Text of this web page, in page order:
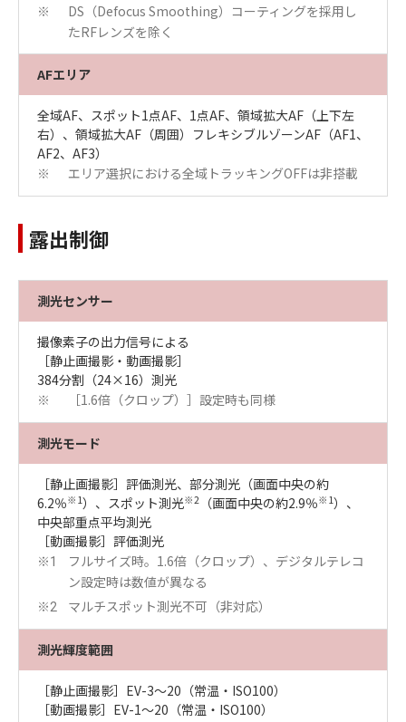
※
DS（Defocus Smoothing）コーティングを採用し
たRFレンズを除く
AFエリア
全域AF、スポット1点AF、1点AF、領域拡大AF（上下左
右）、領域拡大AF（周囲）フレキシブルゾーンAF（AF1、
AF2、AF3）
※ エリア選択における全域トラッキングOFFは非搭載
露出制御
測光センサー
撮像素子の出力信号による
［静止画撮影・動画撮影］
384分割（24×16）測光
※ ［1.6倍（クロップ）］設定時も同様
測光モード
［静止画撮影］評価測光、部分測光（画面中央の約
6.2％※1）、スポット測光※2 （画面中央の約2.9％※1）、
中央部重点平均測光
［動画撮影］評価測光
※1
フルサイズ時。1.6倍（クロップ）、デジタルテレコ
ン設定時は数値が異なる
※2 マルチスポット測光不可（非対応）
測光輝度範囲
［静止画撮影］EV-3～20（常温・ISO100）
［動画撮影］EV-1～20（常温・ISO100）